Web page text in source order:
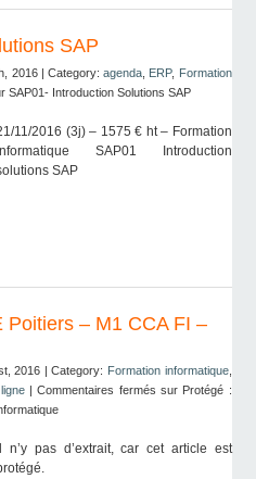
SAP
2016 | Category:agenda ERP, Formation
SAP01- Introduction Solutions SAP
11/2016 (3j) – 1575 € ht – Formation
SAP01 Introduction
SAP
Poitiers – M1 CCA FI –
2016 | Category: Formation informatique,
|Commentaires fermés sur Protégé :
Il n’y pas d’extrait, car cet article est